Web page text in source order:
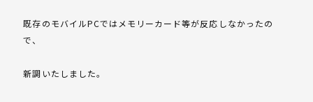
既存のモバイルPCではメモリーカード等が反応しなかったの
で、
新調いたしました。